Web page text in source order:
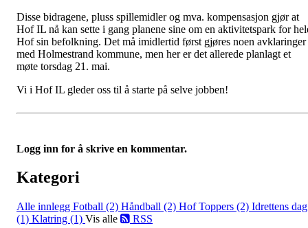
Disse bidragene, pluss spillemidler og mva. kompensasjon gjør at
Hof IL nå kan sette i gang planene sine om en aktivitetspark for
Hof sin befolkning. Det må imidlertid først gjøres noen avklaringer
med Holmestrand kommune, men her er det allerede planlagt et
møte torsdag 21. mai.
Vi i Hof IL gleder oss til å starte på selve jobben!
Logg inn for å skrive en kommentar.
Kategori
Alle innlegg Fotball (2) Håndball (2) Hof Toppers (2) Idrettens dag
(1) Klatring (1) Vis alle RSS